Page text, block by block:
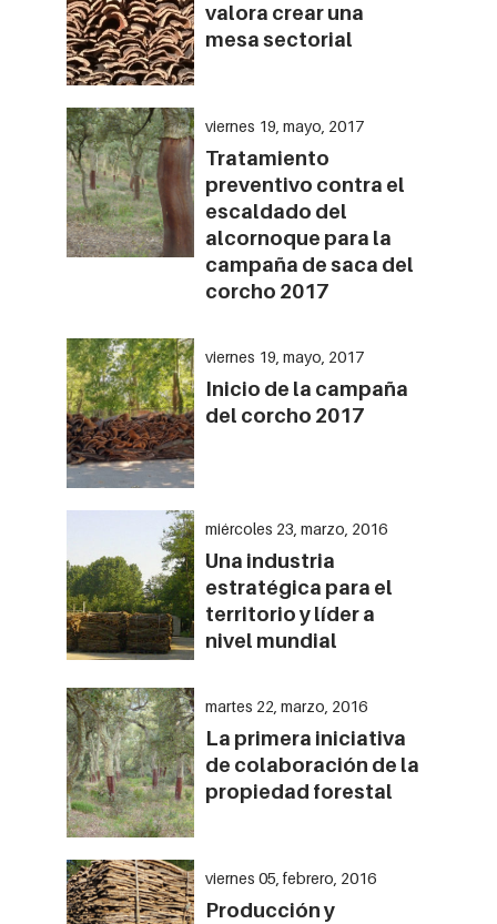
valora crear una
mesa sectorial
viernes 19, mayo, 2017
Tratamiento
preventivo contra el
escaldado del
alcornoque para la
campaña de saca del
corcho 2017
viernes 19, mayo, 2017
Inicio de la campaña
del corcho 2017
miércoles 23, marzo, 2016
Una industria
estratégica para el
territorio y líder a
nivel mundial
martes 22, marzo, 2016
La primera iniciativa
de colaboración de la
propiedad forestal
viernes 05, febrero, 2016
Producción y